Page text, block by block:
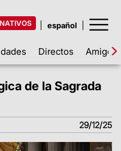
Directos Amigos
de la Sagrada
29/12/25